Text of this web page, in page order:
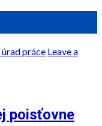
práce Leave a
poisťovne